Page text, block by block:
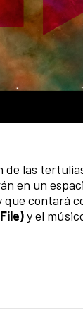
de las
en un
que contará
y el